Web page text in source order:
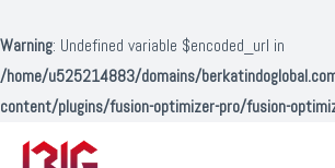
Warning: Undefined variable $encoded_url in
/home/u525214883/domains/
content/plugins/fusion-optimizer-pro/fusion-
ke
konten